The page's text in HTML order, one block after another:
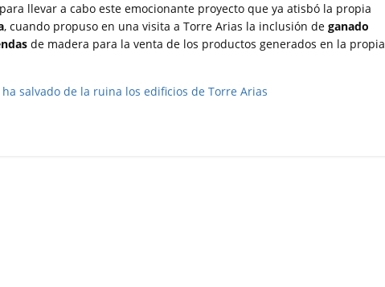
para llevar a cabo este emocionante proyecto que ya atisbó la propia
, cuando propuso en una visita a Torre Arias la inclusión de ganado
de madera para la venta de los productos generados en la propia